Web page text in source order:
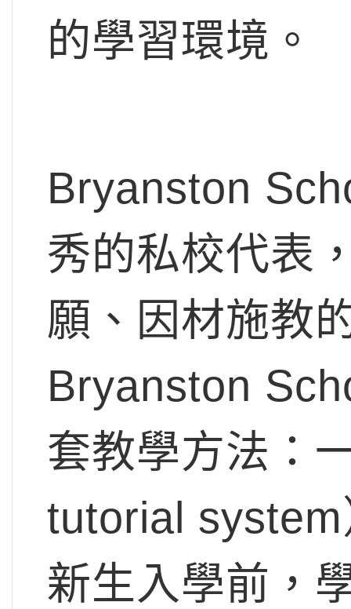
的學習環境。
Bryanston
秀的私校代表
願、因材施教
Bryanston
套教學方法：
tutorial
新生入學前，